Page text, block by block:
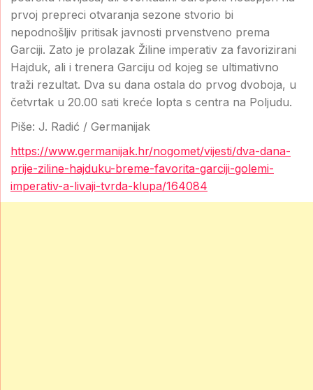
prvoj prepreci otvaranja sezone stvorio bi
nepodnošljiv pritisak javnosti prvenstveno prema
Garciji. Zato je prolazak Žiline imperativ za favorizirani
Hajduk, ali i trenera Garciju od kojeg se ultimativno
traži rezultat. Dva su dana ostala do prvog dvoboja, u
četvrtak u 20.00 sati kreće lopta s centra na Poljudu.
Piše: J. Radić / Germanijak
https://www.germanijak.hr/nogomet/vijesti/dva-dana-
prije-ziline-hajduku-breme-favorita-garciji-golemi-
imperativ-a-livaji-tvrda-klupa/164084